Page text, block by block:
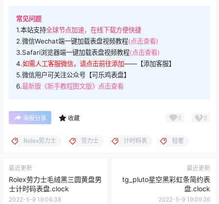
常见问题
1.本站支持全球节点加速，在线下载方便快捷
2.微信Wechat端一键加载表盘视频教程(点击查看)
3.Safari浏览器端一键加载表盘视频教程(点击查看)
4.如需人工客服微信，请点击前往添加——【添加客服】
5.微信用户可关注公众号【可乐鸡表盘】
6.最新版《新手教程图文版》点击查看
海报分享 收藏 0 0
Rolex劳力士 劳力士 计时码表 轻奢
最近更新
Rolex劳力士毛绒黑三圆黄盘男
士计时码表盘.clock
2022-5-9 19:06:38
最近更新
tg_pluto星空黑彩虹条简约表
盘.clock
2022-5-9 19:09:26